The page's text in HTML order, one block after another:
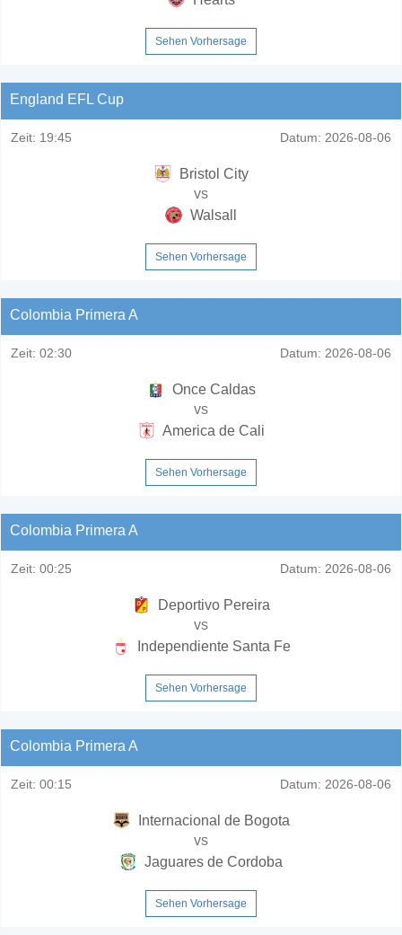
Sehen Vorhersage
England EFL Cup
Zeit: 19:45 Datum: 2026-08-06
Bristol City
vs
Walsall
Sehen Vorhersage
Colombia Primera A
Zeit: 02:30 Datum: 2026-08-06
Once Caldas
vs
America de Cali
Sehen Vorhersage
Colombia Primera A
Zeit: 00:25 Datum: 2026-08-06
Deportivo Pereira
vs
Independiente Santa Fe
Sehen Vorhersage
Colombia Primera A
Zeit: 00:15 Datum: 2026-08-06
Internacional de Bogota
vs
Jaguares de Cordoba
Sehen Vorhersage